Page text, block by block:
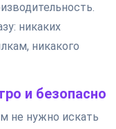
никаких
никакого
и безопасно
не нужно искать